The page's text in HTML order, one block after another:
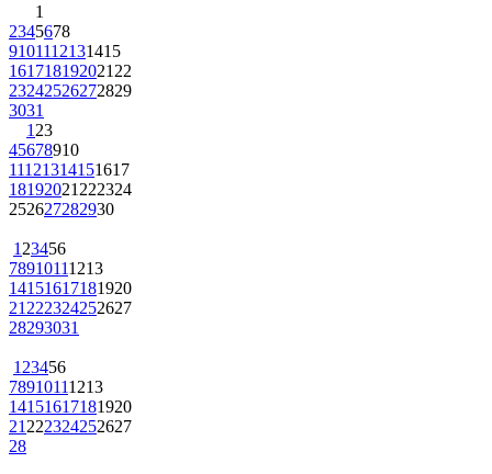
1
2345678
9101112131415
161718192021 22
23242526272829
3031
1 23
45678910
11121314151617
18192021 222324
252627282930
1 23456
78910111213
14151617181920
21 222324252627
28293031
1 23456
78910111213
14151617181920
21 222324252627
28